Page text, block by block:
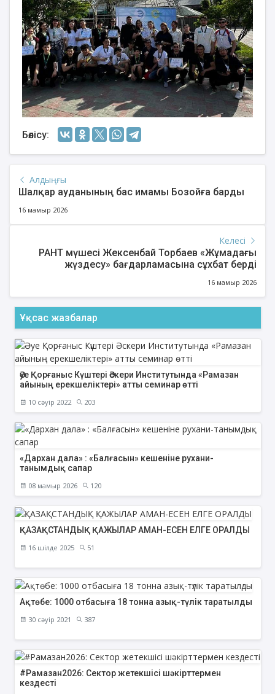
Бөлісу:
Алдыңғы
Шалқар ауданының бас имамы Бозойға барды
16 мамыр 2026
Келесі
РАНТ мүшесі Жексенбай Торбаев «Жұмадағы
жүздесу» бағдарламасына сұхбат берді
16 мамыр 2026
Ұқсас жазбалар
Әуе Қорғаныс Күштері Әскери Институтында «Рамазан
айының ерекшеліктері» атты семинар өтті
10 сәуір 2022 203
«Дархан дала» : «Балғасын» кешеніне рухани-
танымдық сапар
08 мамыр 2026 120
ҚАЗАҚСТАНДЫҚ ҚАЖЫЛАР АМАН-ЕСЕН ЕЛГЕ ОРАЛДЫ
16 шілде 2025 51
Ақтөбе: 1000 отбасыға 18 тонна азық-түлік таратылды
30 сәуір 2021 387
#Рамазан2026: Сектор жетекшісі шәкірттермен
кездесті